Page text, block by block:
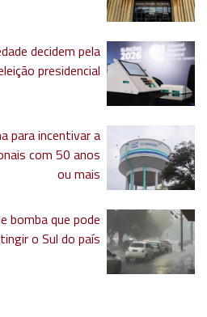
decidem pela
presidencial
para incentivar a
com 50 anos
ou mais
bomba que pode
o Sul do país